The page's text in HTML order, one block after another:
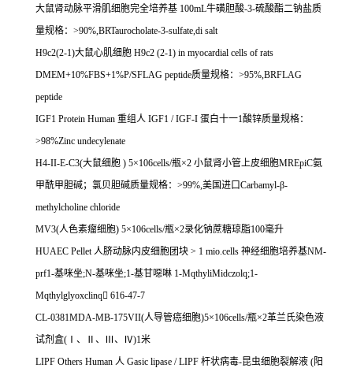
大鼠肾动脉平滑肌细胞完全培养基 100mL牛磺胆酸-3-硫酸酯二钠盐质
量规格： >90%,BRTaurocholate-3-sulfate,di salt
H9c2(2-1)大鼠心肌细胞 H9c2 (2-1) in myocardial cells of rats
DMEM+10%FBS+1%P/SFLAG peptide质量规格： >95%,BRFLAG
peptide
IGF1 Protein Human 重组人 IGF1 / IGF-I 蛋白十一1酸锌质量规格：
>98%Zinc undecylenate
H4-II-E-C3(大鼠细胞 ) 5×106cells/瓶×2 小鼠肾小管上皮细胞MREpiC氨
甲酰甲胆碱；氯贝胆碱质量规格： >99%,美国进口Carbamyl-β-
methylcholine chloride
MV3(人色素瘤细胞) 5×106cells/瓶×2录化钠蔗糖琼脂100毫升
HUAEC Pellet人脐动脉内皮细胞团块 > 1 mio.cells 神经细胞培养基NM-
prf1-基咪坐;N-基咪坐;1-基甘噁啉 1-MqthyliMidczolq;1-
Mqthylglyoxclinq 616-47-7
CL-0381MDA-MB-175VII(人导管癌细胞)5×106cells/瓶×2革兰氏染色液
试剂盒( Ⅰ、Ⅱ、Ⅲ、Ⅳ)1米
LIPF Others Human 人 Gasic lipase / LIPF 杆状病毒-昆虫细胞裂解液 (阳